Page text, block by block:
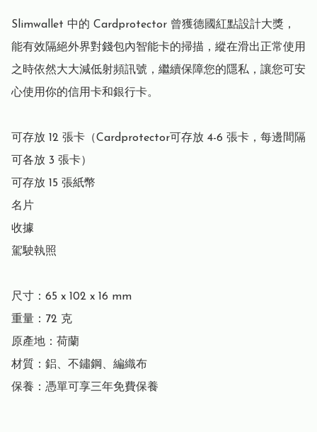
Slimwallet 中的 Cardprotector 曾獲德國紅點設計大獎，
能有效隔絕外界對錢包內智能卡的掃描，縱在滑出正常使用
之時依然大大減低射頻訊號，繼續保障您的隱私，讓您可安
心使用你的信用卡和銀行卡。
可存放 12 張卡（Cardprotector可存放 4-6 張卡，每邊間隔
可各放 3 張卡）
可存放 15 張紙幣
名片
收據
駕駛執照
尺寸：65 x 102 x 16 mm
重量：72 克
原產地：荷蘭
材質：鋁、不鏽鋼、編織布
保養：憑單可享三年免費保養